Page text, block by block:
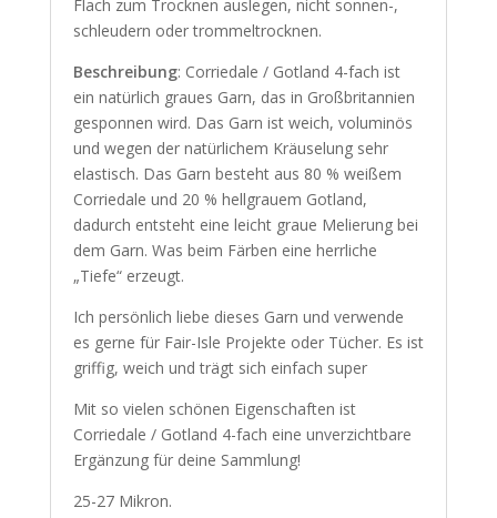
Flach zum Trocknen auslegen, nicht sonnen-,
schleudern oder trommeltrocknen.
Beschreibung: Corriedale / Gotland 4-fach ist
ein natürlich graues Garn, das in Großbritannien
gesponnen wird. Das Garn ist weich, voluminös
und wegen der natürlichem Kräuselung sehr
elastisch. Das Garn besteht aus 80 % weißem
Corriedale und 20 % hellgrauem Gotland,
dadurch entsteht eine leicht graue Melierung bei
dem Garn. Was beim Färben eine herrliche
„Tiefe“ erzeugt.
Ich persönlich liebe dieses Garn und verwende
es gerne für Fair-Isle Projekte oder Tücher. Es ist
griffig, weich und trägt sich einfach super
Mit so vielen schönen Eigenschaften ist
Corriedale / Gotland 4-fach eine unverzichtbare
Ergänzung für deine Sammlung!
25-27 Mikron.